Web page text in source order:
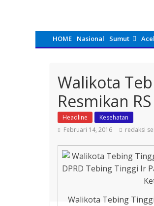
HOME Nasional Sumut
Walikota
Resmikan
Headline
Kesehatan
Februari 14, 2016
redaksi
Walikota Tebing